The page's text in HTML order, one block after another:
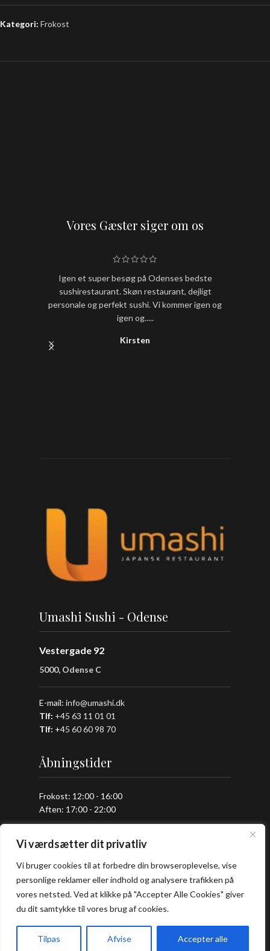
Vi værdsætter dit privatliv
Vi bruger cookies til at forbedre din browseroplevelse, vise
personlige reklamer eller indhold og analysere trafikken på
vores netsted. Ved at klikke på "Accepter Alle Cookies" giver
du dit samtykke til vores brug af cookies.
Tilpas Afvise Accepter alle
Kategori: Frokost
Vores Gæster siger om os
Igen et super besøg på Odenses bedste
sushirestaurant. Skøn restaurant, dejligt
personale og perfekt sushi. Vi kommer igen og
igen og.....
Kirsten
Umashi Sushi - Odense
Vestergade 92
5000, Odense C
E-mail: info@umashi.dk
Tlf: +45 63 11 01 01
Tlf: +45 60 60 98 70
Åbningstider
Frokost: 12:00 - 16:00
Aften: 17:00 - 22:00
Praktisk
Bord Booking
Privatlivs- og cookiepolitik